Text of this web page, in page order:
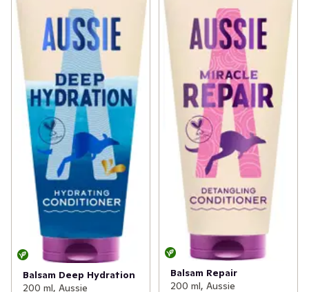
Balsam Deep Hydration
200 ml, Aussie
Balsam Repair
200 ml, Aussie